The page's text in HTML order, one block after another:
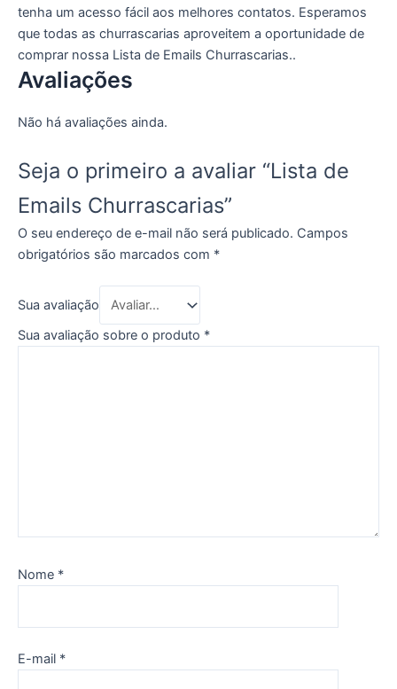
tenha um acesso fácil aos melhores contatos. Esperamos
que todas as churrascarias aproveitem a oportunidade de
comprar nossa Lista de Emails Churrascarias..
Avaliações
Não há avaliações ainda.
Seja o primeiro a avaliar “Lista de
Emails Churrascarias”
O seu endereço de e-mail não será publicado. Campos
obrigatórios são marcados com *
Sua avaliação
Sua avaliação sobre o produto *
Nome *
E-mail *